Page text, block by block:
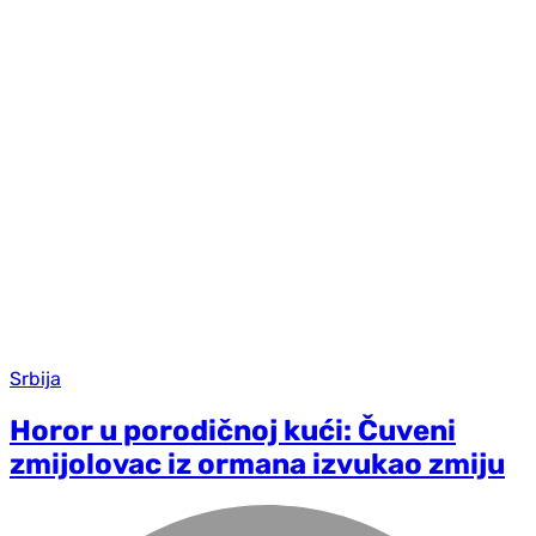
Srbija
Horor u porodičnoj kući: Čuveni
zmijolovac iz ormana izvukao zmiju